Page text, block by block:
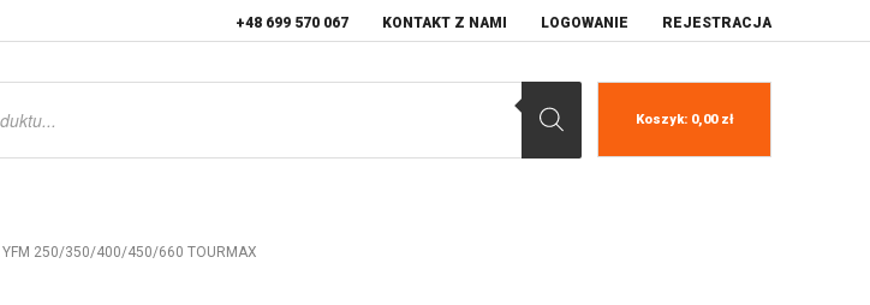
+48 699 570 067 KONTAKT Z NAMI LOGOWANIE REJESTRACJA
Koszyk: 0,00 zł
YFM 250/350/400/450/660 TOURMAX